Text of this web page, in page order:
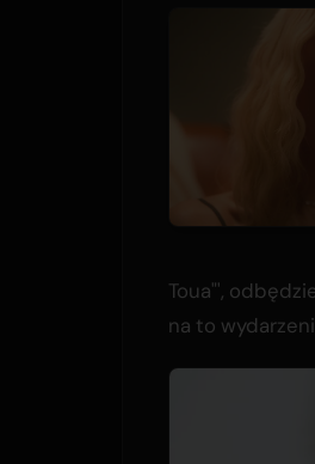
Toua"',
na to